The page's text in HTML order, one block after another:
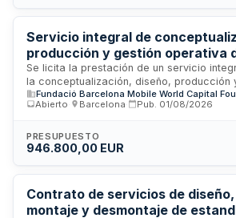
necesarias para la participación
tecnológico.
Servicio integral de
producción y gestión operativa
expositivo de MWCapital en la
Barcelona 2027
Se licita la prestación de un servicio
la conceptualización, diseño, producción
del espacio expositivo y contenidos
MWCapital para su participación
recinto Fira de Barcelona – Gran Vía. El
el principal espacio divulgativo y
impulso del ecosistema tecnológico y
Barcelona como hub digital global.
Fundació Barcelona Mobile World Capital
Abierto
Barcelona Pub. 01/08/2026
PRESUPUESTO
946.800,00 EUR
Contrato de servicios de
montaje y desmontaje de